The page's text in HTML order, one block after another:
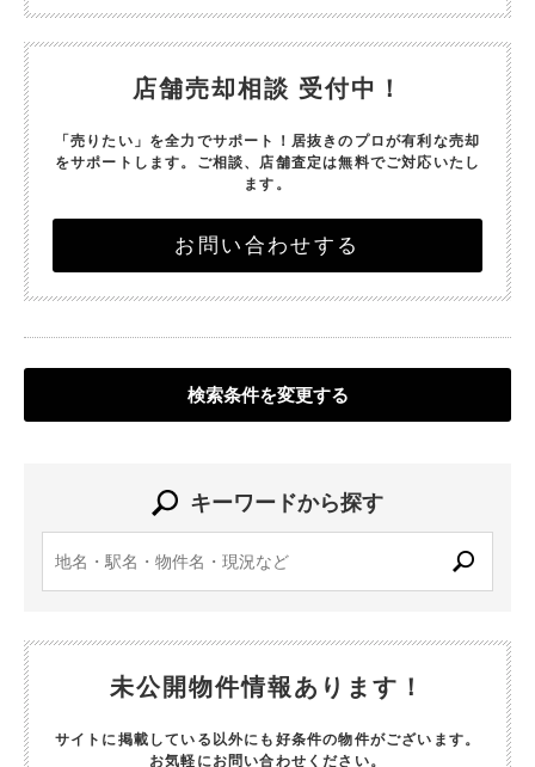
店舗売却相談 受付中！
「売りたい」を全力でサポート！ 居抜きのプロが有利な売却
をサポートします。 ご相談、店舗査定は無料でご対応いたし
ます。
お問い合わせする
検索条件を変更する
キーワードから探す
未公開物件情報あります！
サイトに掲載している以外にも好条件の物件がございます。
お気軽にお問い合わせください。